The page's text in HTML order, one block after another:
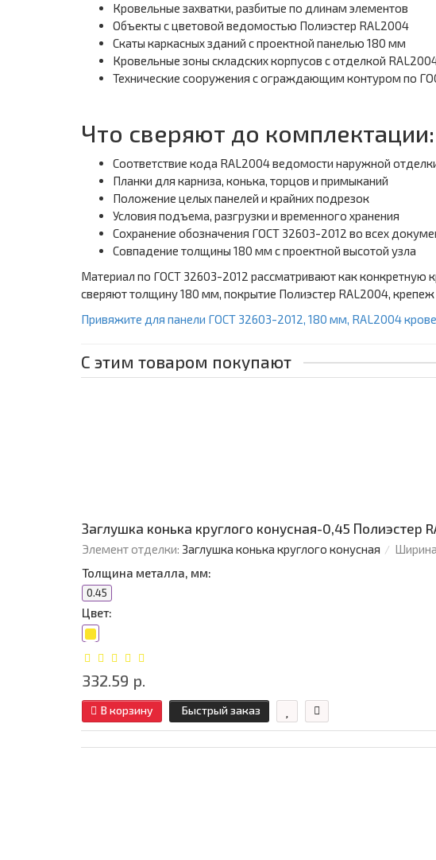
Кровельные захватки, разбитые по длинам элементов
Объекты с цветовой ведомостью Полиэстер RAL2004
Скаты каркасных зданий с проектной панелью 180 мм
Кровельные зоны складских корпусов с отделкой
Технические сооружения с ограждающим контуром по
Что сверяют до комплектации:
Соответствие кода RAL2004 ведомости наружной
Планки для карниза, конька, торцов и примыканий
Положение целых панелей и крайних подрезок
Условия подъема, разгрузки и временного хранения
Сохранение обозначения ГОСТ 32603-2012 во всех
Совпадение толщины 180 мм с проектной высотой узла
Материал по ГОСТ 32603-2012 рассматривают как
сверяют толщину 180 мм, покрытие Полиэстер RAL2004,
Привяжите для панели ГОСТ 32603-2012, 180 мм, RAL2004
С этим товаром покупают
Заглушка конька круглого конусная-0,45 Полиэстер
Элемент отделки: Заглушка конька круглого конусная
Толщина металла, мм:
0.45
Цвет:
332.59 р.
В корзину Быстрый заказ